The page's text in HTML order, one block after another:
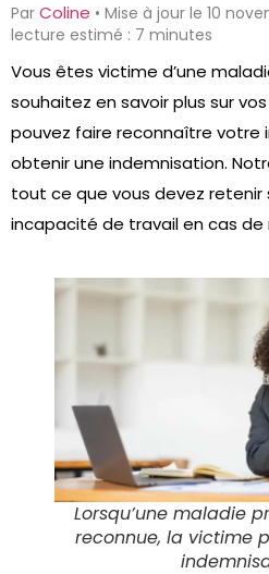
Par Coline • Mise à jour le 10
lecture estimé : 7 minutes
Vous êtes victime d’une
souhaitez en savoir plus sur
pouvez faire reconnaître
obtenir une indemnisation.
tout ce que vous devez retenir
incapacité de travail en cas de
Lorsqu’une maladie
reconnue, la victime